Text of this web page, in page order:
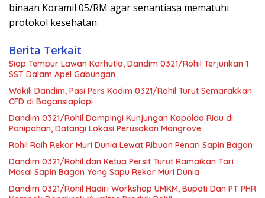
binaan Koramil 05/RM agar senantiasa mematuhi
protokol kesehatan.
Berita Terkait
Siap Tempur Lawan Karhutla, Dandim 0321/Rohil Terjunkan 1
SST Dalam Apel Gabungan
Wakili Dandim, Pasi Pers Kodim 0321/Rohil Turut Semarakkan
CFD di Bagansiapiapi
Dandim 0321/Rohil Dampingi Kunjungan Kapolda Riau di
Panipahan, Datangi Lokasi Perusakan Mangrove
Rohil Raih Rekor Muri Dunia Lewat Ribuan Penari Sapin Bagan
Dandim 0321/Rohil dan Ketua Persit Turut Ramaikan Tari
Masal Sapin Bagan Yang Sapu Rekor Muri Dunia
Dandim 0321/Rohil Hadiri Workshop UMKM, Bupati Dan PT PHR